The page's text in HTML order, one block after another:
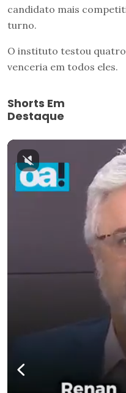
candidato mais
turno.
O instituto testou
venceria em todos eles.
Shorts Em
Destaque